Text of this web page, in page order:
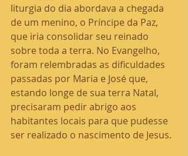
liturgia do dia abordava a chegada
de um menino, o Príncipe da Paz,
que iria consolidar seu reinado
sobre toda a terra. No Evangelho,
foram relembradas as dificuldades
passadas por Maria e José que,
estando longe de sua terra Natal,
precisaram pedir abrigo aos
habitantes locais para que pudesse
ser realizado o nascimento de Jesus.